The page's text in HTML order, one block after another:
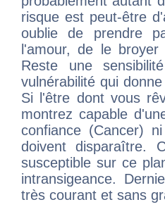
risque est peut-être
oublie de prendre
l'amour, de le
Reste une
vulnérabilité qui
Si l'être dont vous
montrez capable
confiance (Cancer)
doivent disparaître.
susceptible sur ce
intransigeance.
très courant et sans